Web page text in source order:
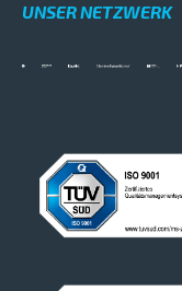
UNSER NETZWERK